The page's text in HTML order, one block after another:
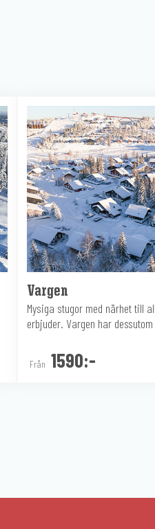
Vargen
Mysiga stugor med närhet till
erbjuder. Vargen har
Från 1590:-